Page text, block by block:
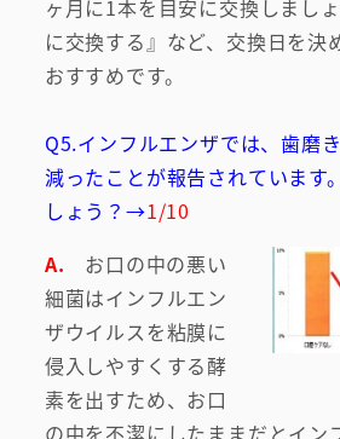
ヶ月に1本を目安に交換しまし
に交換する』など、交換日を決
おすすめです。
Q5.インフルエンザでは、歯磨
減ったことが報告されています
しょう？→1/10
A. お口の中の悪い
細菌はインフルエン
ザウイルスを粘膜に
侵入しやすくする酵
素を出すため、お口
の中を不潔にしたままだとイン